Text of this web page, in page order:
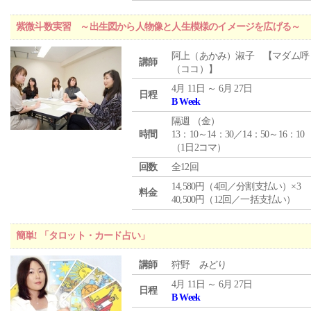
紫微斗数実習 ～出生図から人物像と人生模様のイメージを広げる～
講師
阿上（あかみ）淑子 【マダム呼
（ココ）】
日程
4月 11日 ～ 6月 27日
B Week
時間
隔週 （金）
13：10～14：30／14：50～16：10
（1日2コマ）
回数
全12回
料金
14,580円（4回／分割支払い）×3
40,500円（12回／一括支払い）
簡単! 「タロット・カード占い」
講師 狩野 みどり
日程
4月 11日 ～ 6月 27日
B Week